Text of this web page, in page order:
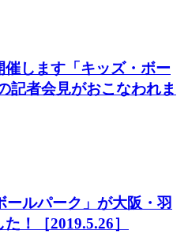
催します「キッズ・ボー
記者会見がおこなわれま
ールパーク」が大阪・羽
！［2019.5.26］